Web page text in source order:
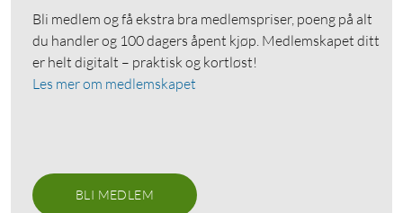
Bli medlem og få ekstra bra medlemspriser, poeng på alt
du handler og 100 dagers åpent kjøp. Medlemskapet ditt
er helt digitalt – praktisk og kortløst!
Les mer om medlemskapet
BLI MEDLEM